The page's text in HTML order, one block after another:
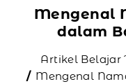
Mengenal
dalam
Artikel Belajar
Mengenal